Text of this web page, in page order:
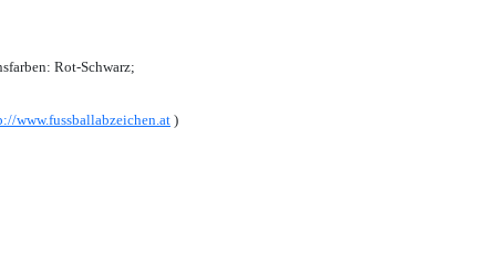
Rot-Schwarz;
www.fussballabzeichen.at )